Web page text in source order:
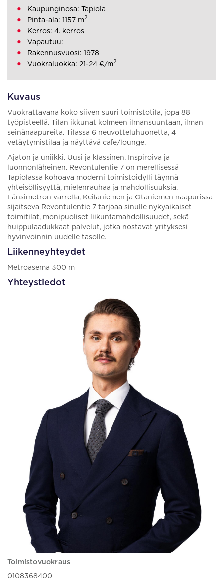
Kuvaus
Vuokrattavana koko siiven suuri toimistotila, jopa 88
työpisteellä. Tilan ikkunat kolmeen ilmansuuntaan, ilman
seinänaapureita. Tilassa 6 neuvotteluhuonetta, 4
vetäytymistilaa ja näyttävä cafe/lounge.
Ajaton ja uniikki. Uusi ja klassinen. Inspiroiva ja
luonnonläheinen. Revontulentie 7 on merellisessä
Tapiolassa kohoava moderni toimistoidylli täynnä
yhteisöllisyyttä, mielenrauhaa ja mahdollisuuksia.
Länsimetron varrella, Keilaniemen ja Otaniemen naapurissa
sijaitseva Revontulentie 7 tarjoaa sinulle nykyaikaiset
toimitilat, monipuoliset liikuntamahdollisuudet, sekä
huippulaadukkaat palvelut, jotka nostavat yrityksesi
hyvinvoinnin uudelle tasolle.
Liikenneyhteydet
Metroasema 300 m
Yhteystiedot
Toimistovuokraus
0108368400
Kaupunginosa: Tapiola
Pinta-ala: 1157 m2
Kerros: 4. kerros
Vapautuu:
Rakennusvuosi: 1978
Vuokraluokka: 21-24 €/m2